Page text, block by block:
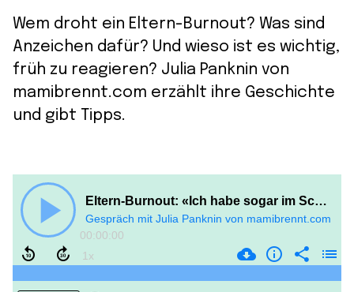
Wem droht ein Eltern-Burnout? Was sind
Anzeichen dafür? Und wieso ist es wichtig,
früh zu reagieren? Julia Panknin von
mamibrennt.com erzählt ihre Geschichte
und gibt Tipps.